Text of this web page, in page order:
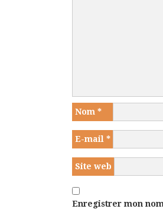
Nom *
E-mail *
Site web
Enregistrer mon